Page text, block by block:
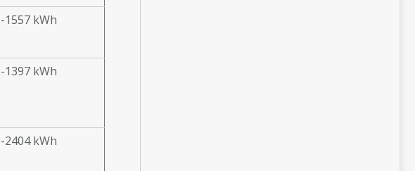
-1557 kWh
-1397 kWh
-2404 kWh